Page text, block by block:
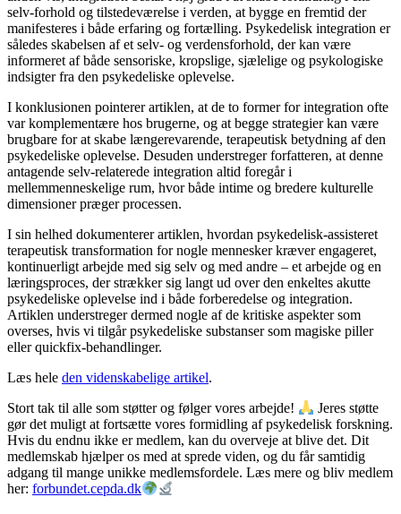
selv-forhold og tilstedeværelse i verden, at bygge en fremtid der
manifesteres i både erfaring og fortælling. Psykedelisk integration er
således skabelsen af et selv- og verdensforhold, der kan være
informeret af både sensoriske, kropslige, sjælelige og psykologiske
indsigter fra den psykedeliske oplevelse.
I konklusionen pointerer artiklen, at de to former for integration ofte
var komplementære hos brugerne, og at begge strategier kan være
brugbare for at skabe længerevarende, terapeutisk betydning af den
psykedeliske oplevelse. Desuden understreger forfatteren, at denne
antagende selv-relaterede integration altid foregår i
mellemmenneskelige rum, hvor både intime og bredere kulturelle
dimensioner præger processen.
I sin helhed dokumenterer artiklen, hvordan psykedelisk-assisteret
terapeutisk transformation for nogle mennesker kræver engageret,
kontinuerligt arbejde med sig selv og med andre – et arbejde og en
læringsproces, der strækker sig langt ud over den enkeltes akutte
psykedeliske oplevelse ind i både forberedelse og integration.
Artiklen understreger dermed nogle af de kritiske aspekter som
overses, hvis vi tilgår psykedeliske substanser som magiske piller
eller quickfix-behandlinger.
Læs hele den videnskabelige artikel.
Stort tak til alle som støtter og følger vores arbejde!
Jeres støtte
gør det muligt at fortsætte vores formidling af psykedelisk forskning.
Hvis du endnu ikke er medlem, kan du overveje at blive det. Dit
medlemskab hjælper os med at sprede viden, og du får samtidig
adgang til mange unikke medlemsfordele. Læs mere og bliv medlem
her: forbundet.cepda.dk